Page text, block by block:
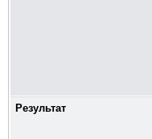
Результат